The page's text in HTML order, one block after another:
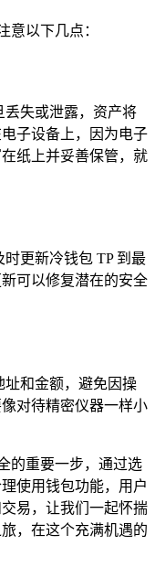
意以下几点：
丢失或泄露，资产将
子设备上，因为电子
纸上并妥善保管，就
更新冷钱包 TP 到最
可以修复潜在的安全
址和金额，避免因操
对待精密仪器一样小
的重要一步，通过选
使用钱包功能，用户
易，让我们一起怀揣
，在这个充满机遇的